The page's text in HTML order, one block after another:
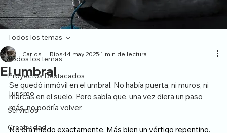
Todos los temas
Proyectos Destacados
Turismo
Servicios
Creatividad
Todos los temas
El umbral
Carlos L. Ríos 14 may 2025 1 min de lectura
Se quedó inmóvil en el umbral. No había puerta, ni muros, ni
marcas en el suelo. Pero sabía que, una vez diera un paso
más, no podría volver.
No era miedo exactamente. Más bien un vértigo repentino.